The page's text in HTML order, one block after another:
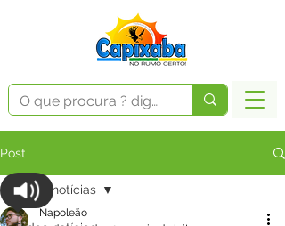
Post
Todas notícias
Napoleão